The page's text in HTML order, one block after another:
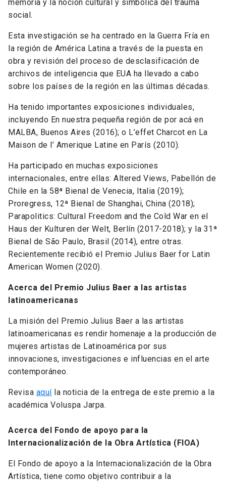
memoria y la noción cultural y simbólica del trauma
social.
Esta investigación se ha centrado en la Guerra Fría en
la región de América Latina a través de la puesta en
obra y revisión del proceso de desclasificación de
archivos de inteligencia que EUA ha llevado a cabo
sobre los países de la región en las últimas décadas.
Ha tenido importantes exposiciones individuales,
incluyendo En nuestra pequeña región de por acá en
MALBA, Buenos Aires (2016); o L’effet Charcot en La
Maison de l’ Amerique Latine en París (2010).
Ha participado en muchas exposiciones
internacionales, entre ellas: Altered Views, Pabellón de
Chile en la 58ª Bienal de Venecia, Italia (2019);
Proregress, 12ª Bienal de Shanghai, China (2018);
Parapolitics: Cultural Freedom and the Cold War en el
Haus der Kulturen der Welt, Berlín (2017-2018); y la 31ª
Bienal de São Paulo, Brasil (2014), entre otras.
Recientemente recibió el Premio Julius Baer for Latin
American Women (2020).
Acerca del Premio Julius Baer a las artistas
latinoamericanas
La misión del Premio Julius Baer a las artistas
latinoamericanas es rendir homenaje a la producción de
mujeres artistas de Latinoamérica por sus
innovaciones, investigaciones e influencias en el arte
contemporáneo.
Revisa aquíla noticia de la entrega de este premio a la
académica Voluspa Jarpa.
Acerca del Fondo de apoyo para la
Internacionalización de la Obra Artística (FIOA)
El Fondo de apoyo a la Internacionalización de la Obra
Artística, tiene como objetivo contribuir a la